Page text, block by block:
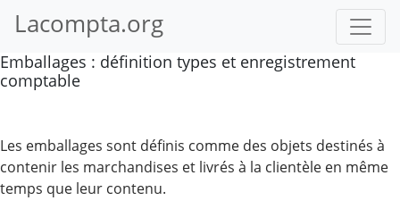
Lacompta.org
Emballages : définition types et enregistrement
comptable
Les emballages sont définis comme des objets destinés à
contenir les marchandises et livrés à la clientèle en même
temps que leur contenu.